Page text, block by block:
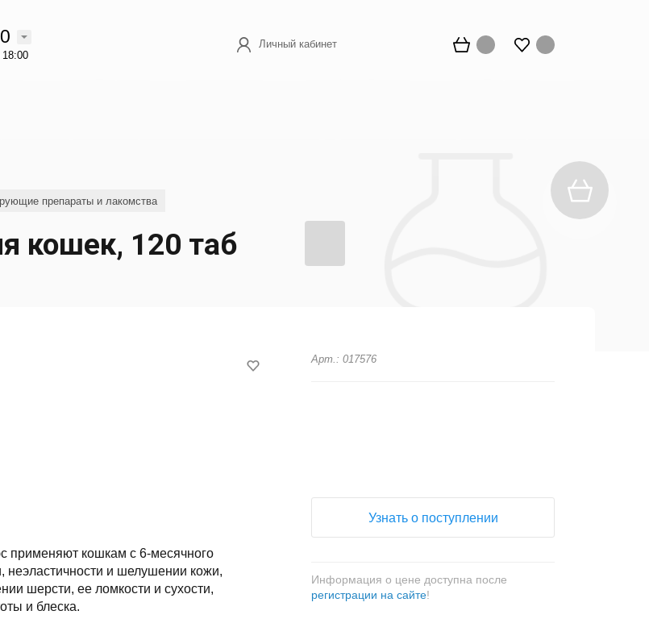
Личный кабинет
препараты и лакомства
кошек, 120 таб
применяют кошкам с 6-месячного
неэластичности и шелушении кожи,
шерсти, ее ломкости и сухости,
и блеска.
Арт.: 017576
Узнать о поступлении
Информация о цене доступна после
регистрации на сайте!